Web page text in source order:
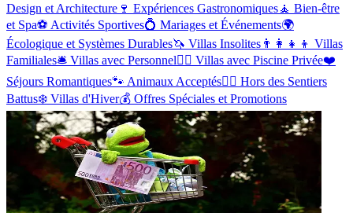
Design et Architecture 🍷 Expériences Gastronomiques🧘 Bien-être
et Spa⚽ Activités Sportives💍 Mariages et Événements🌍
Écologique et Systèmes Durables🦄 Villas Insolites 👨‍👩‍👧‍👦 Villas
Familiales🛎️ Villas avec Personnel🏊‍♂️ Villas avec Piscine Privée❤️
Séjours Romantiques🐾 Animaux Acceptés🚶‍♀️ Hors des Sentiers
Battus❄️ Villas d'Hiver💰 Offres Spéciales et Promotions